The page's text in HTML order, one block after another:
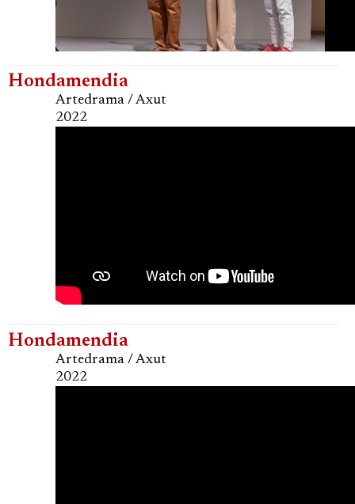
Hondamendia
Artedrama / Axut
2022
Hondamendia
Artedrama / Axut
2022